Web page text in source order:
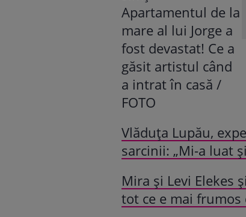
Vlăduța Lupău,
sarcinii: „Mi-a luat
Mira și Levi Elekes
tot ce e mai frumos